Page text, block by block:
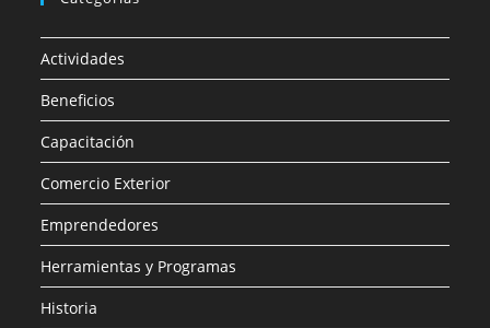
Actividades
Beneficios
Capacitación
Comercio Exterior
Emprendedores
Herramientas y Programas
Historia